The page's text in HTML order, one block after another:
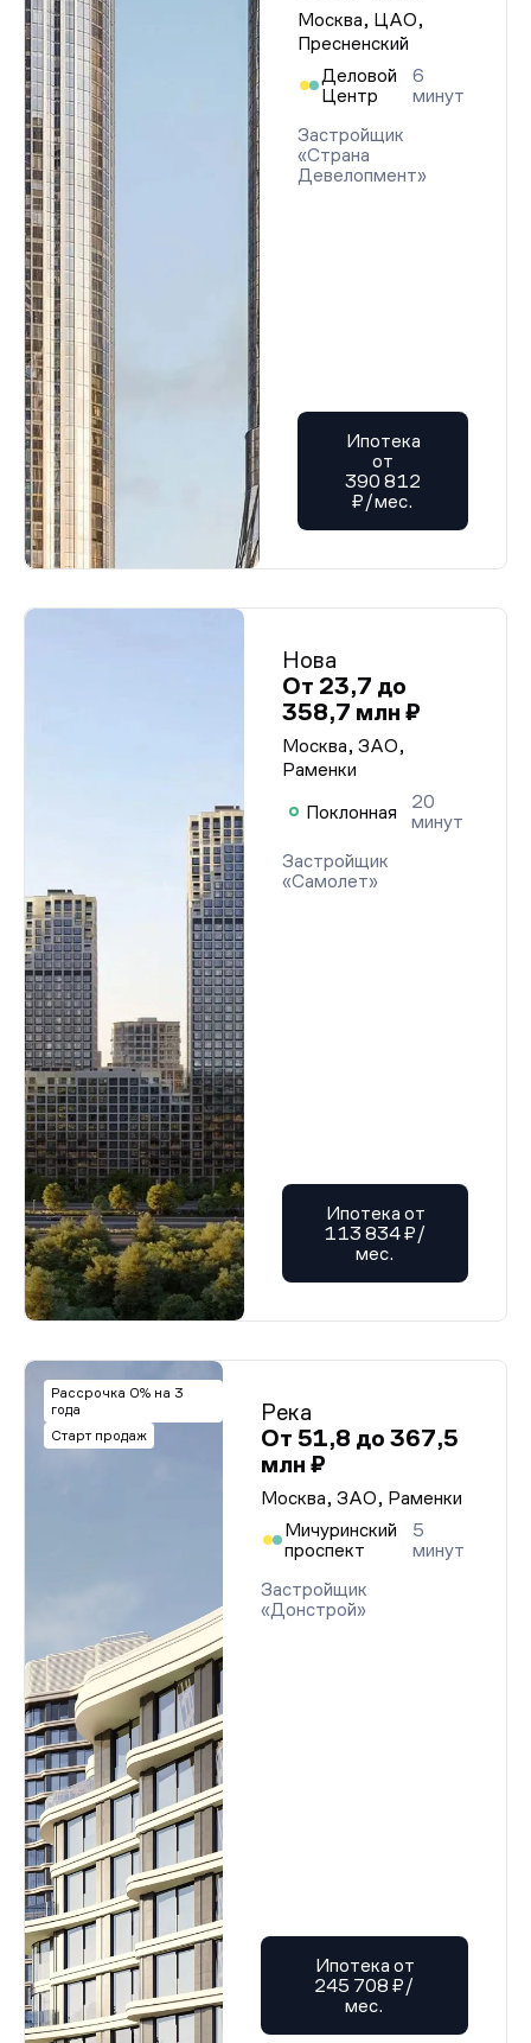
Москва, ЦАО,
Пресненский
Деловой
Центр
6
минут
Застройщик
«Страна
Девелопмент»
Ипотека
от
390 812
₽/мес.
Нова
От 23,7 до
358,7 млн ₽
Москва, ЗАО,
Раменки
Поклонная
20
минут
Застройщик
«Самолет»
Ипотека от
113 834 ₽/
мес.
Рассрочка 0% на 3
года
Старт продаж
Река
От 51,8 до 367,5
млн ₽
Москва, ЗАО, Раменки
Мичуринский
проспект
5
минут
Застройщик
«Донстрой»
Ипотека от
245 708 ₽/
мес.